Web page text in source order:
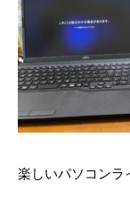
楽しいパソコンラ